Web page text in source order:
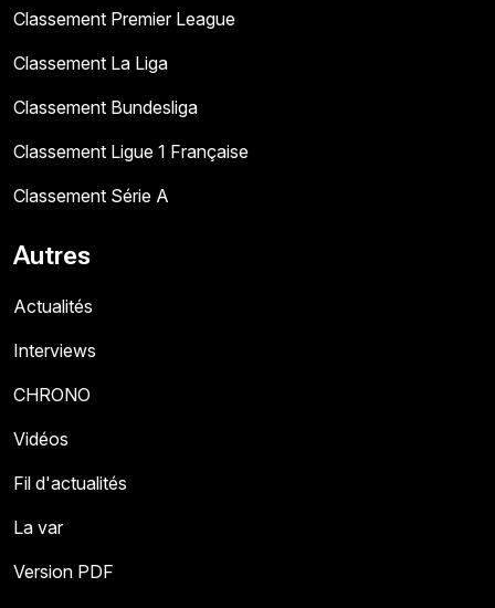
Classement Premier League
Classement La Liga
Classement Bundesliga
Classement Ligue 1 Française
Classement Série A
Autres
Actualités
Interviews
CHRONO
Vidéos
Fil d'actualités
La var
Version PDF